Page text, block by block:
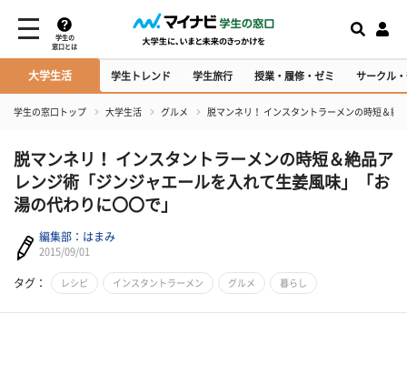
学生の
窓口とは
大学生活 学生トレンド 学生旅行 授業・履修・ゼミ サークル
学生の窓口トップ 大学生活 グルメ 脱マンネリ！ インスタントラーメンの時短＆絶
脱マンネリ！ インスタントラーメンの時短＆絶品ア
レンジ術「ジンジャエールを入れて生姜風味」「お
湯の代わりに〇〇で」
編集部：はまみ
2015/09/01
タグ： レシピ インスタントラーメン グルメ 暮らし